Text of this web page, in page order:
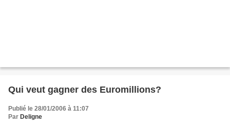
Qui veut gagner des Euromillions?
Publié le 28/01/2006 à 11:07
Par Deligne